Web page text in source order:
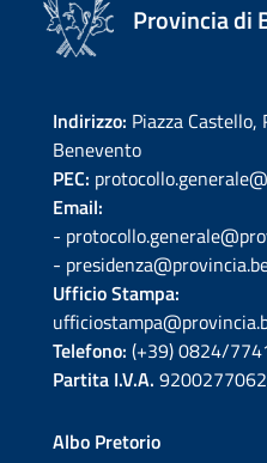
Provincia di
Indirizzo: Piazza
Benevento
PEC:
Email:
-
-
Ufficio Stampa:
Telefono: (+39) 0824/
Partita I.V.A.
Albo Pretorio